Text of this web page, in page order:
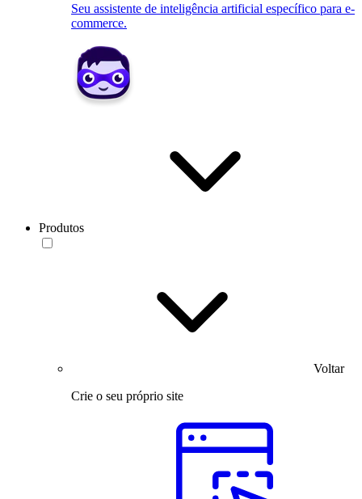
Seu assistente de inteligência artificial específico para e-
commerce.
Produtos
Voltar
Crie o seu próprio site